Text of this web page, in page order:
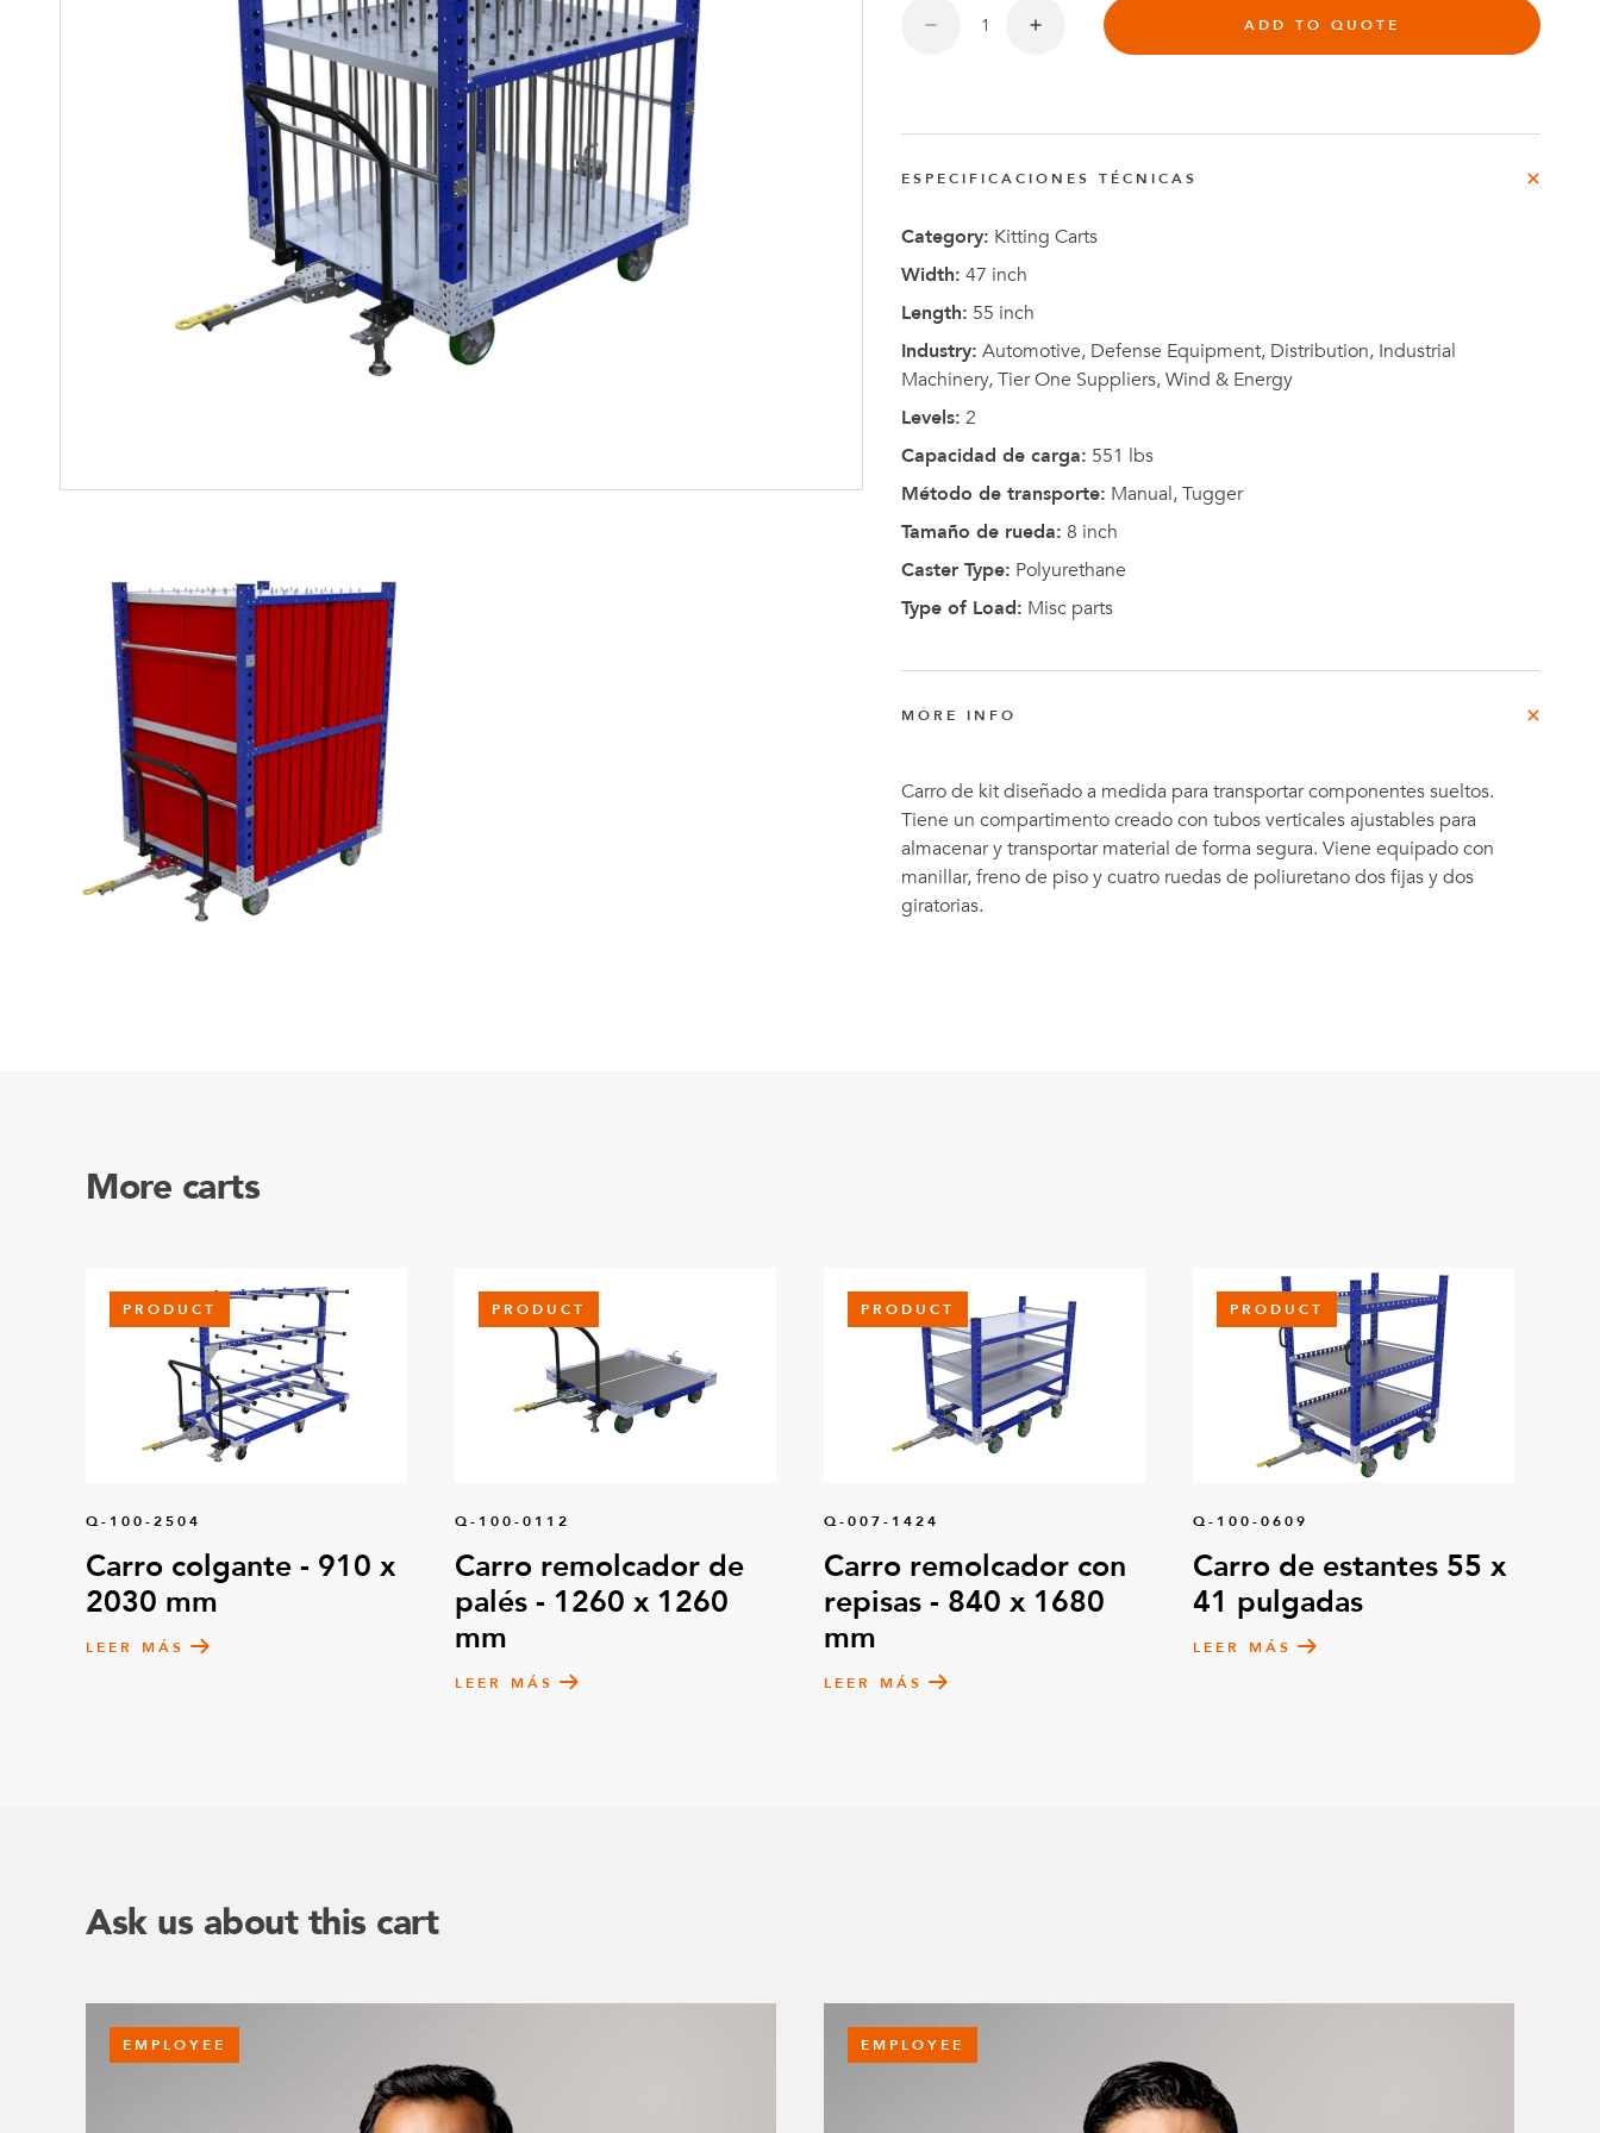
Soluciones para colgar
Soluciones Madre-Hija
Carros de kit y soluciones
Parts
Anders
Director
Ejecutivo
FlexQube
ADD TO QUOTE
ESPECIFICACIONES TÉCNICAS
Category: Kitting Carts
Width: 47 inch
Length: 55 inch
Industry: Automotive, Defense Equipment, Distribution, Industrial
Machinery, Tier One Suppliers, Wind & Energy
Levels: 2
Capacidad de carga: 551 lbs
Método de transporte: Manual, Tugger
Tamaño de rueda: 8 inch
Caster Type: Polyurethane
Type of Load: Misc parts
MORE INFO
Carro de kit diseñado a medida para transportar componentes sueltos.
Tiene un compartimento creado con tubos verticales ajustables para
almacenar y transportar material de forma segura. Viene equipado con
manillar, freno de piso y cuatro ruedas de poliuretano dos fijas y dos
giratorias.
More carts
PRODUCT
Q-100-2504
Carro colgante - 910 x
2030 mm
LEER MÁS
PRODUCT
Q-100-0112
Carro remolcador de
palés - 1260 x 1260
mm
LEER MÁS
PRODUCT
Q-007-1424
Carro remolcador con
repisas - 840 x 1680
mm
LEER MÁS
PRODUCT
Q-100-0609
Carro de estantes 55 x
41 pulgadas
LEER MÁS
Ask us about this cart
EMPLOYEE EMPLOYEE